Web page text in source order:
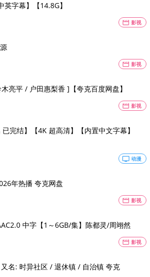
字幕】【14.8G】
movie 影视
movie 影视
亮平 / 户田惠梨香 ]【夸克百度网盘】
movie 影视
完结】【4K 超高清】【内置中文字幕】
tv 动漫
年热播 夸克网盘
movie 影视
中字【1～6GB/集】陈都灵/周翊然
movie 影视
名: 时异社区 / 退休镇 / 自治镇 夸克